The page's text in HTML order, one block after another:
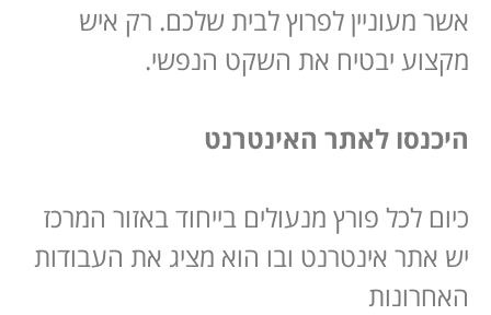
אשר מעוניין לפרוץ לבית שלכם. רק איש
מקצוע יבטיח את השקט הנפשי.
היכנסו לאתר האינטרנט
כיום לכל פורץ מנעולים בייחוד באזור המרכז
יש אתר אינטרנט ובו הוא מציג את העבודות
האחרונות